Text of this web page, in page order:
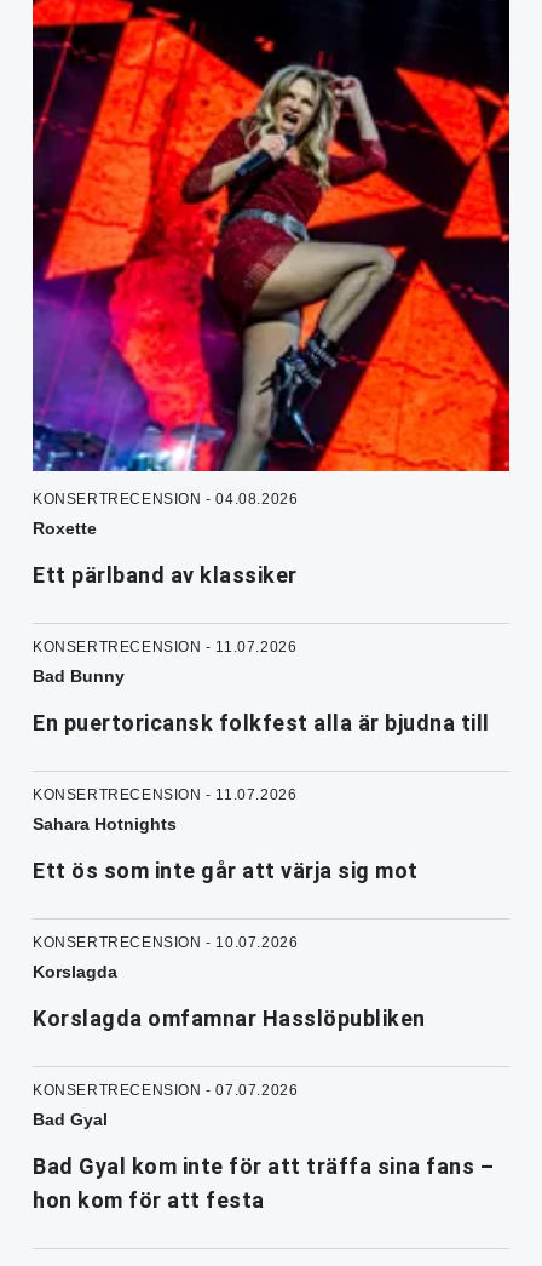
KONSERTRECENSION - 04.08.2026
Roxette
Ett pärlband av klassiker
KONSERTRECENSION - 11.07.2026
Bad Bunny
En puertoricansk folkfest alla är bjudna till
KONSERTRECENSION - 11.07.2026
Sahara Hotnights
Ett ös som inte går att värja sig mot
KONSERTRECENSION - 10.07.2026
Korslagda
Korslagda omfamnar Hasslöpubliken
KONSERTRECENSION - 07.07.2026
Bad Gyal
Bad Gyal kom inte för att träffa sina fans –
hon kom för att festa